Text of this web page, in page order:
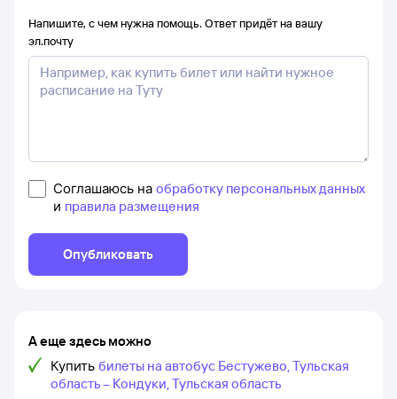
Напишите, с чем нужна помощь. Ответ придёт на вашу
эл.почту
Соглашаюсь на обработку персональных данных
и правила размещения
Опубликовать
А еще здесь можно
Купить билеты на автобус Бестужево, Тульская
область – Кондуки, Тульская область